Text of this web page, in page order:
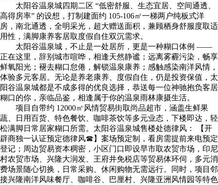
太阳谷温泉城四期二区 “低密舒服、生态宜居、空间通透、
高得房率” 的设想，打制建面约 105-106㎡一梯两户纯板式洋
房，南北通透，全明采光，超大赠送面积，兼顾栖身舒服度取适
用性，满脚康养客居取度假自住双沉需求。
太阳谷温泉城，不止是一处居所，更是一种糊口体例 ——
正在这里，辞别城市喧哗，相逢天然静谧；远离雾霾污染，畅享
鲜氧阳光；褪去糊口怠倦，解锁温泉康养；感触感染南洋风情，
体验多元客居。无论是养老康养、度假自住，仍是投资保值，太
阳谷温泉城都是不成多得的优良选择，恭送每一位神驰抱负客居
糊口的你，亲临品鉴，相逢属于你的温泉雨林康摄生活。
项目自带约 12000㎡风情贸易街取尚品超市，涵盖生鲜果
蔬、日用百货、特色餐饮、咖啡茶饮等多元业态，下楼即达，轻
松满脚日常居家糊口所需。太阳谷温泉城售楼处德律风： 【开
辟商独一认证预定德律风☎】案场预定制，看房需提前来电预定
登记；周边贸易资本稠密，小区门口即设早市取农贸市场，印尼
村农贸市场、兴隆大润发、王府井免税店等贸易体环伺，多元消
费场景随心切换，日常采购、休闲购物无需远行。同时，项目邻
接兴隆南洋风味餐厅、咖啡谷、巴厘村、兴隆亚洲风情园等特色